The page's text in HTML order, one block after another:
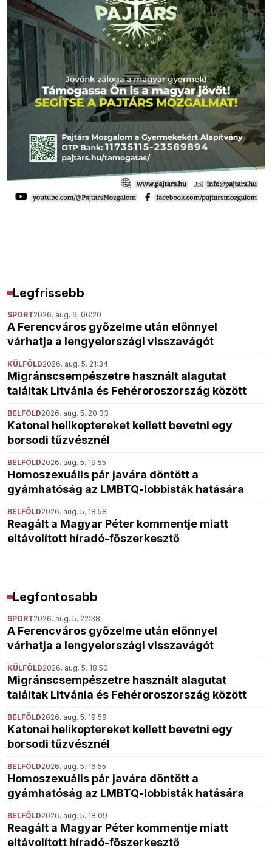
Legfrissebb
SPORT2026. aug. 6. 06:20
A Ferencváros győzelme után előnnyel
várhatja a lengyelországi visszavágót
KÜLFÖLD2026. aug. 5. 21:34
Migránscsempészetre használt alagutat
találtak Litvánia és Fehéroroszország között
BELFÖLD2026. aug. 5. 20:33
Katonai helikoptereket kellett bevetni egy
borsodi tűzvésznél
BELFÖLD2026. aug. 5. 19:55
Homoszexuális pár javára döntött a
gyámhatóság az LMBTQ-lobbisták hatására
BELFÖLD2026. aug. 5. 18:58
Reagált a Magyar Péter kommentje miatt
eltávolított híradó-főszerkesztő
Legfontosabb
SPORT2026. aug. 5. 22:38
A Ferencváros győzelme után előnnyel
várhatja a lengyelországi visszavágót
KÜLFÖLD2026. aug. 5. 18:50
Migránscsempészetre használt alagutat
találtak Litvánia és Fehéroroszország között
BELFÖLD2026. aug. 5. 19:59
Katonai helikoptereket kellett bevetni egy
borsodi tűzvésznél
BELFÖLD2026. aug. 5. 16:55
Homoszexuális pár javára döntött a
gyámhatóság az LMBTQ-lobbisták hatására
BELFÖLD2026. aug. 5. 18:09
Reagált a Magyar Péter kommentje miatt
eltávolított híradó-főszerkesztő